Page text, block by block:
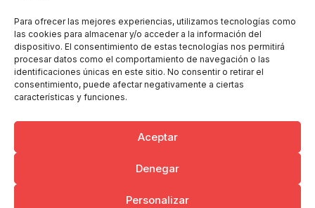
Para ofrecer las mejores experiencias, utilizamos tecnologías como
las cookies para almacenar y/o acceder a la información del
dispositivo. El consentimiento de estas tecnologías nos permitirá
procesar datos como el comportamiento de navegación o las
identificaciones únicas en este sitio. No consentir o retirar el
consentimiento, puede afectar negativamente a ciertas
características y funciones.
Aceptar
Denegar
Personalizar
Muñoz
Muñoz,
anuncia las
Fiestas
Patronales
2026
30/07/2026
Copyright © 2026 Ayuntamiento de Argamasilla de Calatrava